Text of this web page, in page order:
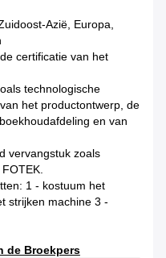
Azië, Europa,
certificatie van het
technologische
het productontwerp, de
en van
vervangstuk zoals
1 - kostuum het
strijken machine 3 -
de Broekpers